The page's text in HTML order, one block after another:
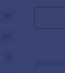
18
20
5